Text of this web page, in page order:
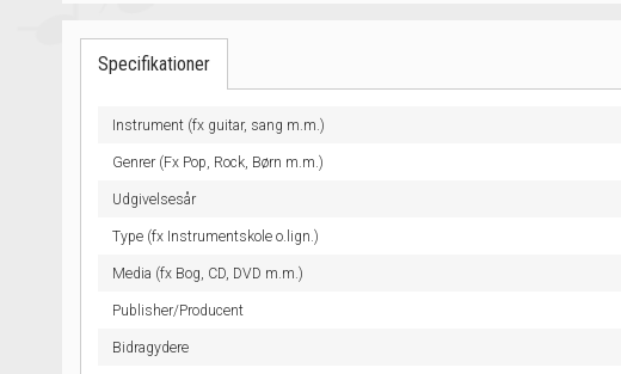
Specifikationer
Instrument (fx guitar, sang m.m.)
Genrer (Fx Pop, Rock, Børn m.m.)
Udgivelsesår
Type (fx Instrumentskole o.lign.)
Media (fx Bog, CD, DVD m.m.)
Publisher/Producent
Bidragydere